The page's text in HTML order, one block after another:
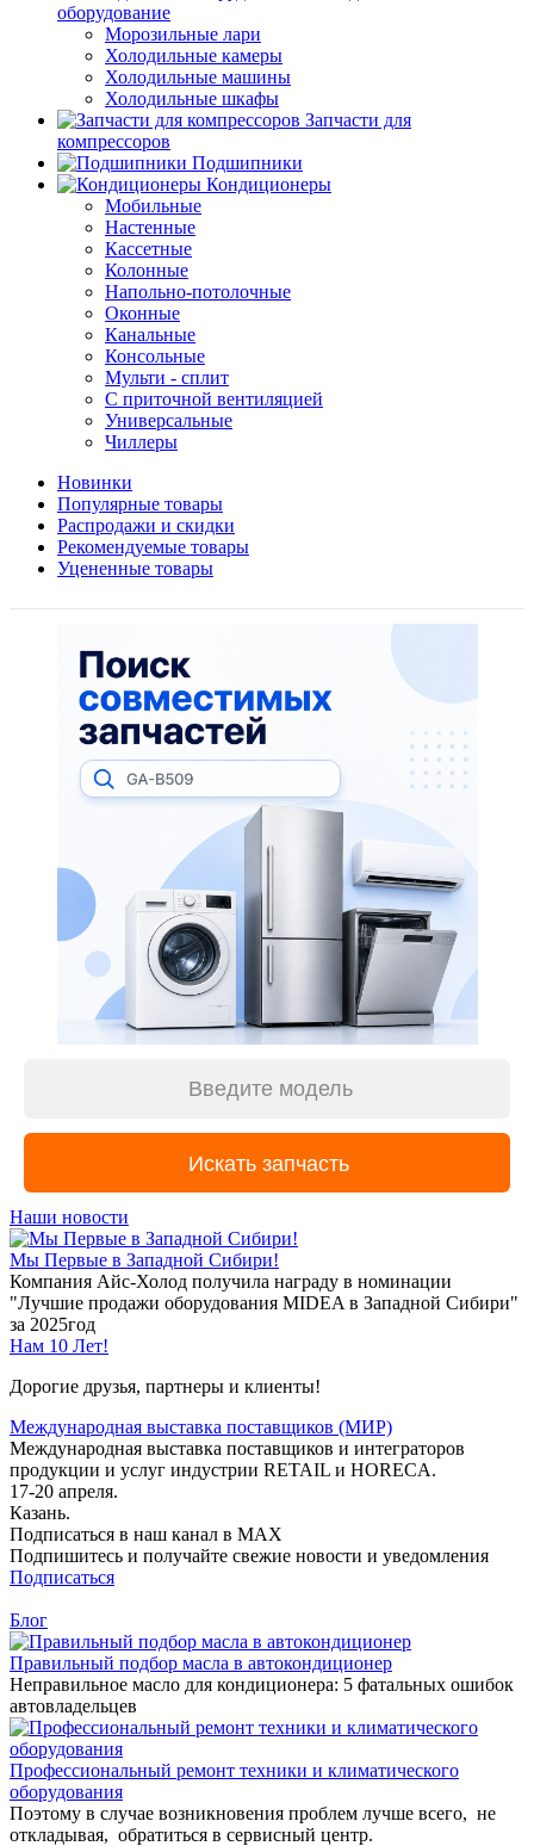
оборудование
Морозильные лари
Холодильные камеры
Холодильные машины
Холодильные шкафы
Запчасти для
компрессоров
Подшипники
Кондиционеры
Мобильные
Настенные
Кассетные
Колонные
Напольно-потолочные
Оконные
Канальные
Консольные
Мульти - сплит
С приточной вентиляцией
Универсальные
Чиллеры
Новинки
Популярные товары
Распродажи и скидки
Рекомендуемые товары
Уцененные товары
Наши новости
Мы Первые в Западной Сибири!
Компания Айс-Холод получила награду в номинации
"Лучшие продажи оборудования MIDEA в Западной Сибири"
за 2025год
Нам 10 Лет!
Дорогие друзья, партнеры и клиенты!
Международная выставка поставщиков (МИР)
Международная выставка поставщиков и интеграторов
продукции и услуг индустрии RETAIL и HORECA.
17-20 апреля.
Казань.
Подписаться в наш канал в MAX
Подпишитесь и получайте свежие новости и уведомления
Подписаться
Блог
Правильный подбор масла в автокондиционер
Неправильное масло для кондиционера: 5 фатальных ошибок
автовладельцев
Профессиональный ремонт техники и климатического
оборудования
Поэтому в случае возникновения проблем лучше всего, не
откладывая, обратиться в сервисный центр.